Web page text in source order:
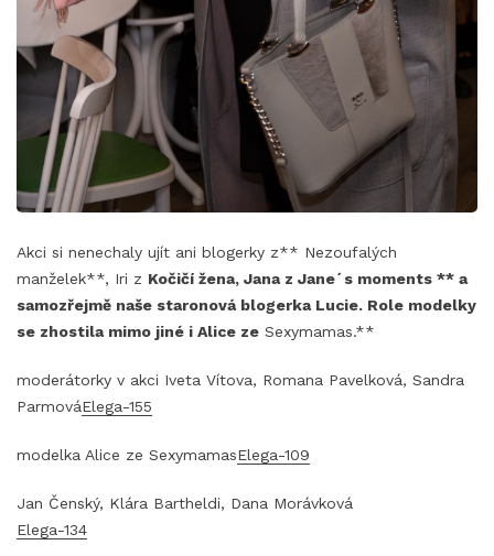
Akci si nenechaly ujít ani blogerky z** Nezoufalých
manželek**, Iri z Kočičí žena, Jana z Jane´s moments ** a
samozřejmě naše staronová blogerka Lucie. Role modelky
se zhostila mimo jiné i Alice ze Sexymamas.**
moderátorky v akci Iveta Vítova, Romana Pavelková, Sandra
ParmováElega-155
modelka Alice ze SexymamasElega-109
Jan Čenský, Klára Bartheldi, Dana Morávková
Elega-134